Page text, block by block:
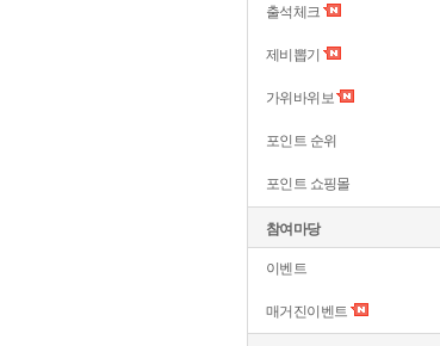
출석체크
제비뽑기
가위바위보
포인트 순위
포인트 쇼핑몰
참여마당
이벤트
매거진이벤트